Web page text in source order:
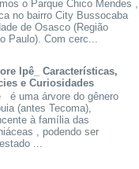
o Parque Chico Mendes ,
no bairro City Bussocaba
de Osasco (Região
Paulo). Com cerc...
Ipê_ Características,
e Curiosidades
é uma árvore do gênero
(antes Tecoma),
à família das
, podendo ser
...